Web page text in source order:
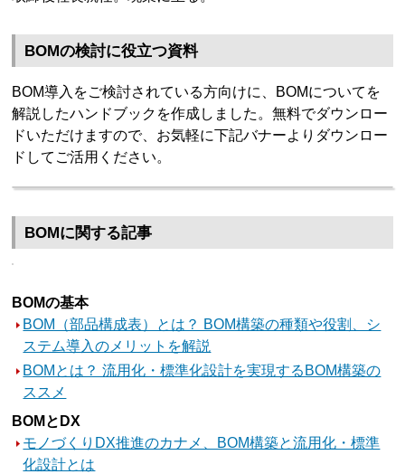
BOMの検討に役立つ資料
BOM導入をご検討されている方向けに、BOMについてを
解説したハンドブックを作成しました。無料でダウンロー
ドいただけますので、お気軽に下記バナーよりダウンロー
ドしてご活用ください。
BOMに関する記事
BOMの基本
BOM（部品構成表）とは？ BOM構築の種類や役割、シ
ステム導入のメリットを解説
BOMとは？ 流用化・標準化設計を実現するBOM構築の
ススメ
BOMとDX
モノづくりDX推進のカナメ、BOM構築と流用化・標準
化設計とは